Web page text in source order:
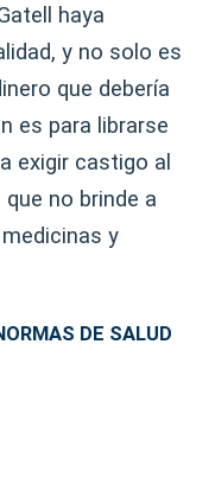
haya
y no solo es
que debería
es para librarse
exigir castigo al
no brinde a
y
DE SALUD